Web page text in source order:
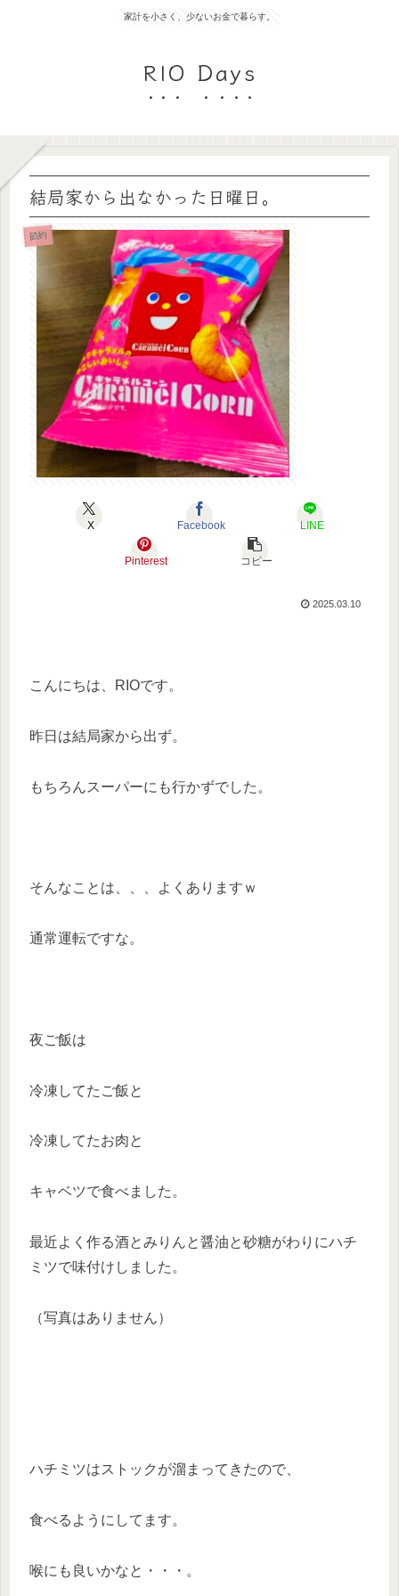
家計を小さく、少ないお金で暮らす。
RIO Days
結局家から出なかった日曜日。
節約
X Facebook LINE
Pinterest コピー
2025.03.10
こんにちは、RIOです。
昨日は結局家から出ず。
もちろんスーパーにも行かずでした。
そんなことは、、、よくありますｗ
通常運転ですな。
夜ご飯は
冷凍してたご飯と
冷凍してたお肉と
キャベツで食べました。
最近よく作る酒とみりんと醤油と砂糖がわりにハチ
ミツで味付けしました。
（写真はありません）
ハチミツはストックが溜まってきたので、
食べるようにしてます。
喉にも良いかなと・・・。